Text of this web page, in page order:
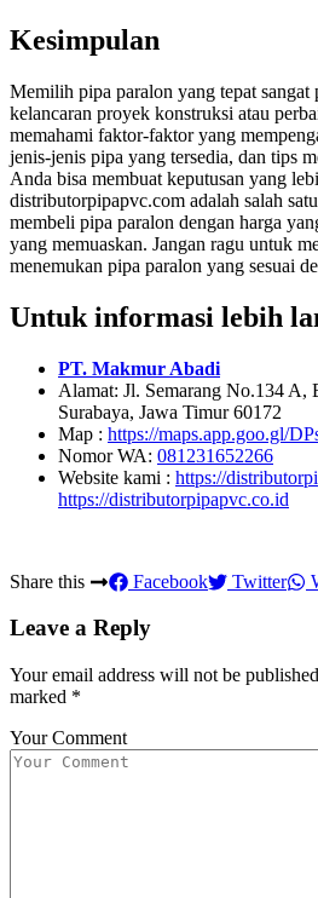
Kesimpulan
Memilih pipa paralon yang tepat sangat
kelancaran proyek konstruksi atau
memahami faktor-faktor yang
jenis-jenis pipa yang tersedia, dan tips
Anda bisa membuat keputusan yang
distributorpipapvc.com adalah salah
membeli pipa paralon dengan harga
yang memuaskan. Jangan ragu untuk
menemukan pipa paralon yang sesuai
Untuk informasi lebih
PT. Makmur Abadi
Alamat: Jl. Semarang No.134 A,
Surabaya, Jawa Timur 60172
Map : https://maps.app.goo.gl/
Nomor WA: 081231652266
Website kami : https://
https://distributorpipapvc.co.id
Share this Facebook Twitter
Leave a Reply
Your email address will not be
marked *
Your Comment